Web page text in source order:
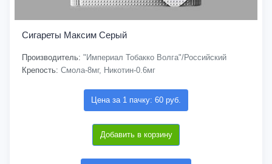
Сигареты Максим Серый
Производитель: "Империал Тобакко Волга"/Российский
Крепость: Смола-8мг, Никотин-0.6мг
Цена за 1 пачку: 60 руб.
Добавить в корзину